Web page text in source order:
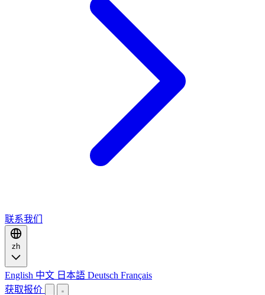
联系我们
zh
English 中文 日本語 Deutsch Français
获取报价